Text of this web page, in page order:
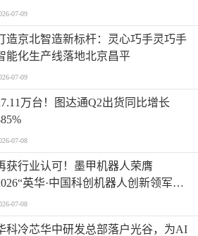
07-09
造京北智造新标杆：灵心巧手灵巧手
能化生产线落地北京昌平
07-09
万台！图达通Q2出货同比增长
07-08
获行业认可！墨甲机器人荣膺
英华·中国科创机器人创新领军企
”全产业链智能出海标杆
07-08
科冷芯华中研发总部落户光谷，为AI